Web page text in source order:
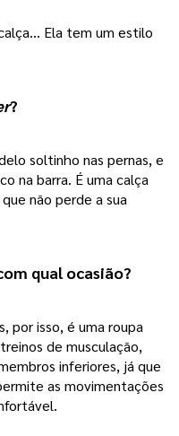
Ela tem um estilo
?
soltinho nas pernas, e
na barra. É uma calça
não perde a sua
qual ocasião?
por isso, é uma roupa
de musculação,
inferiores, já que
as movimentações